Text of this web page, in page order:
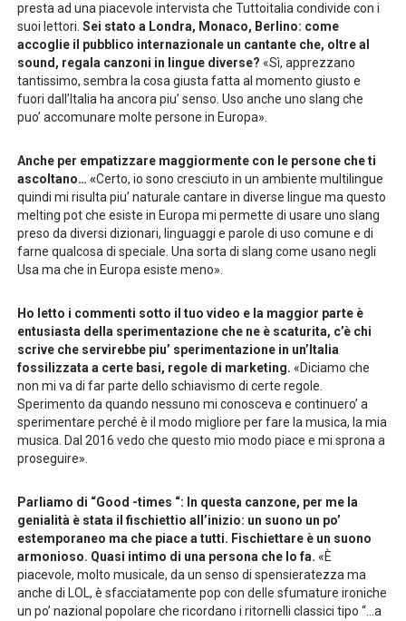
presta ad una piacevole intervista che Tuttoitalia condivide con i
suoi lettori. Sei stato a Londra, Monaco, Berlino: come
accoglie il pubblico internazionale un cantante che, oltre al
sound, regala canzoni in lingue diverse? «Sì, apprezzano
tantissimo, sembra la cosa giusta fatta al momento giusto e
fuori dall’Italia ha ancora piu’ senso. Uso anche uno slang che
puo’ accomunare molte persone in Europa».
Anche per empatizzare maggiormente con le persone che ti
ascoltano… «Certo, io sono cresciuto in un ambiente multilingue
quindi mi risulta piu’ naturale cantare in diverse lingue ma questo
melting pot che esiste in Europa mi permette di usare uno slang
preso da diversi dizionari, linguaggi e parole di uso comune e di
farne qualcosa di speciale. Una sorta di slang come usano negli
Usa ma che in Europa esiste meno».
Ho letto i commenti sotto il tuo video e la maggior parte è
entusiasta della sperimentazione che ne è scaturita, c’è chi
scrive che servirebbe piu’ sperimentazione in un’Italia
fossilizzata a certe basi, regole di marketing. «Diciamo che
non mi va di far parte dello schiavismo di certe regole.
Sperimento da quando nessuno mi conosceva e continuero’ a
sperimentare perché è il modo migliore per fare la musica, la mia
musica. Dal 2016 vedo che questo mio modo piace e mi sprona a
proseguire».
Parliamo di “Good -times “: In questa canzone, per me la
genialità è stata il fischiettio all’inizio: un suono un po’
estemporaneo ma che piace a tutti. Fischiettare è un suono
armonioso. Quasi intimo di una persona che lo fa. «È
piacevole, molto musicale, da un senso di spensieratezza ma
anche di LOL, è sfacciatamente pop con delle sfumature ironiche
un po’ nazional popolare che ricordano i ritornelli classici tipo “…a